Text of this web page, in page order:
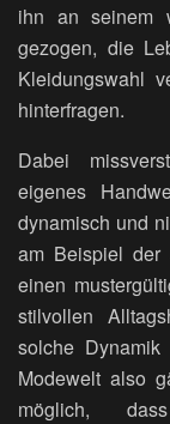
ihn an seinem
gezogen, die
Kleidungswahl
hinterfragen.
Dabei
eigenes
dynamisch und
am Beispiel der
einen
stilvollen
solche
Modewelt also
möglich,